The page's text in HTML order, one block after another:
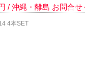
/ 沖縄・離島 お問合せ
4本SET